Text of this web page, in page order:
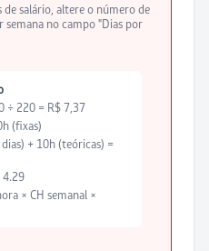
de salário, altere o número de
semana no campo "Dias por
÷ 220 = R$ 7,37
(fixas)
dias) + 10h (teóricas) =
4.29
× CH semanal ×